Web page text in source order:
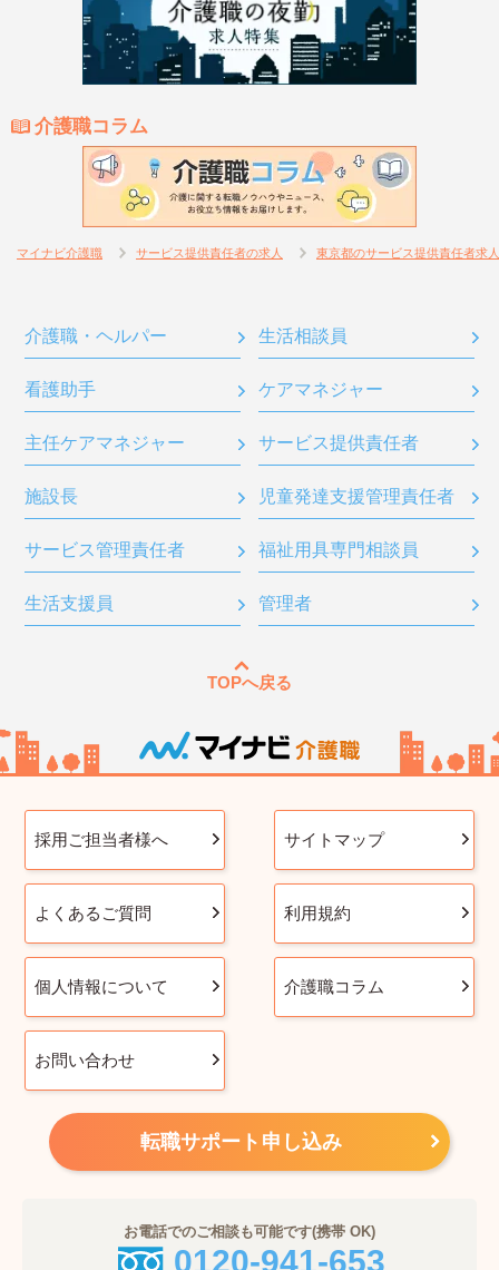
介護職コラム
マイナビ介護職 サービス提供責任者の求人 東京都のサービス提供責任者求人
介護職・ヘルパー 生活相談員
看護助手 ケアマネジャー
主任ケアマネジャー サービス提供責任者
施設長 児童発達支援管理責任者
サービス管理責任者 福祉用具専門相談員
生活支援員 管理者
TOPへ戻る
採用ご担当者様へ サイトマップ
よくあるご質問 利用規約
個人情報について 介護職コラム
お問い合わせ
転職サポート申し込み
お電話でのご相談も可能です(携帯 OK)
0120-941-653